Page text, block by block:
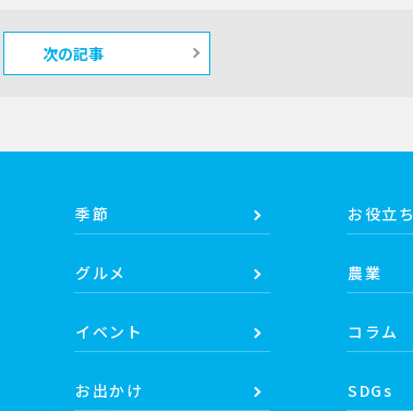
次の記事
季節
グルメ
イベント
お出かけ
お役立ち
農業
コラム
SDGs